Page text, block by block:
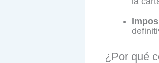
¿Por qué